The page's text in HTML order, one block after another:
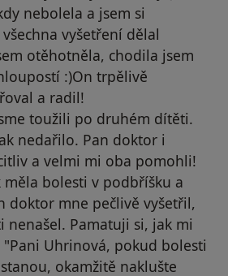
nebolela a jsem si
vyšetření dělal
otěhotněla, chodila jsem
:)On trpělivě
a radil!
toužili po druhém dítěti.
nedařilo. Pan doktor i
a velmi mi oba pomohli!
měla bolesti v podbříšku a
doktor mne pečlivě vyšetřil,
nenašel. Pamatuji si, jak mi
Uhrinová, pokud bolesti
okamžitě naklušte